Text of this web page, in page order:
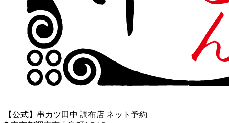
【公式】串カツ田中 調布店 ネット予約